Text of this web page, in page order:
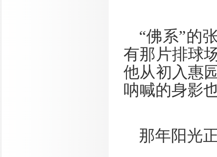
“佛系”的
有那片排球
他从初入惠
呐喊的身影
那年阳光